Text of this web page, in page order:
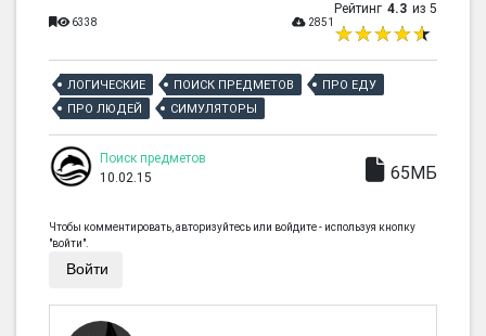
6338 2851
Рейтинг 4.3 из 5
ЛОГИЧЕСКИЕ ПОИСК ПРЕДМЕТОВ
ПРО ЕДУ
ПРО ЛЮДЕЙ
СИМУЛЯТОРЫ
Поиск предметов
10.02.15
65МБ
Чтобы комментировать, авторизуйтесь или войдите - используя кнопку
"войти".
Войти